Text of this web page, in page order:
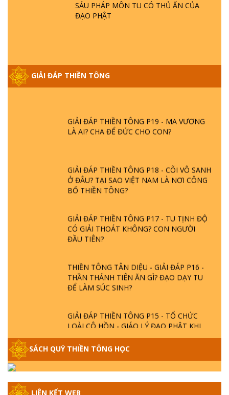
SÁU PHÁP MÔN TU CÓ THỦ ẤN CỦA
ĐẠO PHẬT
GIẢI ĐÁP THIỀN TÔNG
GIẢI ĐÁP VỀ LỄ TIỄN THIỀN TÔNG SƯ
GIẢI ĐÁP THIỀN TÔNG ĐẶC BIỆT PHẦN 20
- BÁC NGUYỄN NHÂN LÀ AI? PHIỀN NÃO
DO ĐÂU MÀ CÓ?
GIẢI ĐÁP THIỀN TÔNG P19 - MA VƯƠNG
LÀ AI? CHA ĐỂ ĐỨC CHO CON?
GIẢI ĐÁP THIỀN TÔNG P18 - CÕI VÔ SANH
Ở ĐÂU? TẠI SAO VIỆT NAM LÀ NƠI CÔNG
BỐ THIỀN TÔNG?
GIẢI ĐÁP THIỀN TÔNG P17 - TU TỊNH ĐỘ
CÓ GIẢI THOÁT KHÔNG? CON NGƯỜI
ĐẦU TIÊN?
THIỀN TÔNG TÂN DIỆU - GIẢI ĐÁP P16 -
THẦN THÁNH TIÊN ĂN GÌ? ĐẠO DẠY TU
ĐỂ LÀM SÚC SINH?
GIẢI ĐÁP THIỀN TÔNG P15 - TỔ CHỨC
LOÀI CÔ HỒN - GIÁO LÝ ĐẠO PHẬT KHI
GIẢI ĐÁP THIỀN TÔNG ĐẶC BIỆT - P14 -
NGUỒN GỐC ÂM LỊCH DƯƠNG LỊCH -
TẦNG BÌNH LƯU LỚN ĐẾN ĐÂU
SÁCH QUÝ THIỀN TÔNG HỌC
LIÊN KẾT WEB